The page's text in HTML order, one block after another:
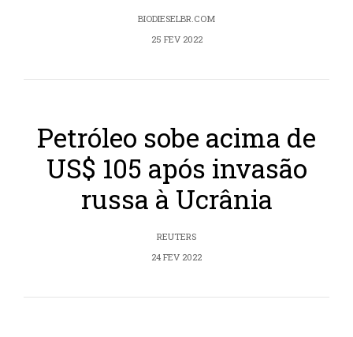
BIODIESELBR.COM
25 FEV 2022
Petróleo sobe acima de
US$ 105 após invasão
russa à Ucrânia
REUTERS
24 FEV 2022